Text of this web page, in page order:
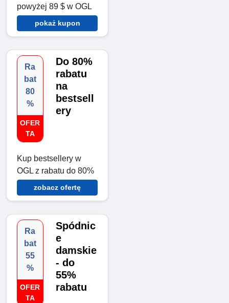
powyżej 89 $ w OGL
pokaż kupon
Ra
bat
80
%
OFER
TA
Do 80%
rabatu
na
bestsell
ery
Kup bestsellery w
OGL z rabatu do 80%
zobacz ofertę
Ra
bat
55
%
OFER
TA
Spódnic
e
damskie
- do
55%
rabatu